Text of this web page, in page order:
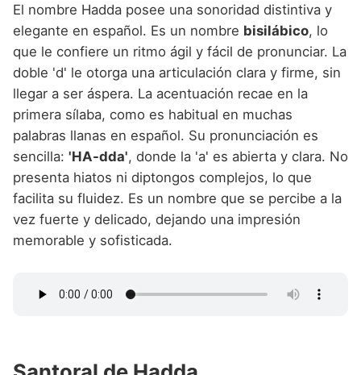
El nombre Hadda posee una sonoridad distintiva y
elegante en español. Es un nombre bisilábico, lo
que le confiere un ritmo ágil y fácil de pronunciar. La
doble 'd' le otorga una articulación clara y firme, sin
llegar a ser áspera. La acentuación recae en la
primera sílaba, como es habitual en muchas
palabras llanas en español. Su pronunciación es
sencilla: 'HA-dda', donde la 'a' es abierta y clara. No
presenta hiatos ni diptongos complejos, lo que
facilita su fluidez. Es un nombre que se percibe a la
vez fuerte y delicado, dejando una impresión
memorable y sofisticada.